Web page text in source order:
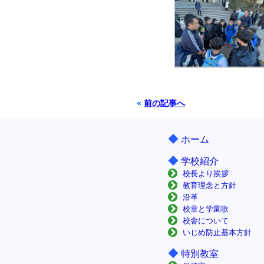
« 前の記事へ
◆ ホーム
◆ 学校紹介
校長より挨拶
教育理念と方針
沿革
校章と学園歌
校舎について
いじめ防止基本方針
◆ 特別教室